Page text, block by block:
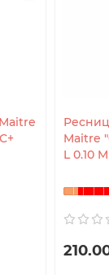
Maitre
L 0.10